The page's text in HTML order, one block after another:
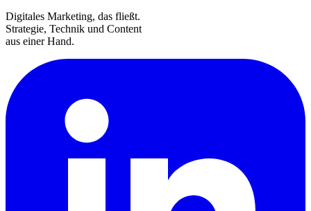
Digitales Marketing, das fließt.
Strategie, Technik und Content
aus einer Hand.